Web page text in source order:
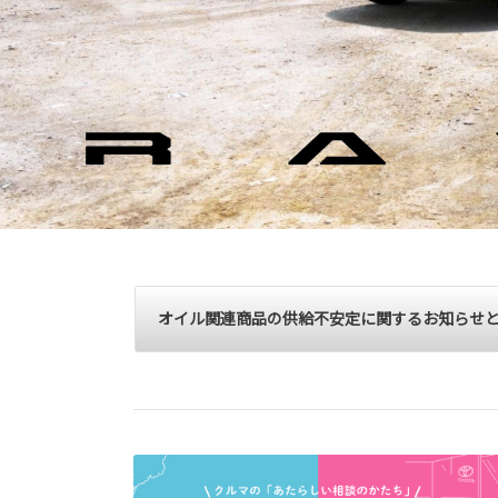
オイル関連商品の供給不安定に関するお知らせ